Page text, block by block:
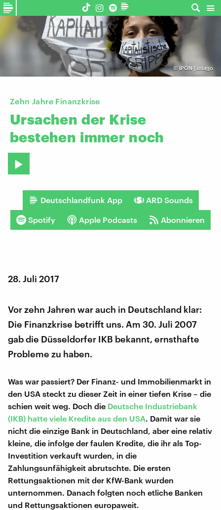
© IPON | imago
Zehn Jahre Finanzkrise
Ursachen der Krise
bestehen immer noch
Deutschlandfunk App ARD Sounds
Spotify Apple Podcasts Abonnieren
28. Juli 2017
Vor zehn Jahren war auch in Deutschland klar:
Die Finanzkrise betrifft uns. Am 30. Juli 2007
gab die Düsseldorfer IKB bekannt, ernsthafte
Probleme zu haben.
Was war passiert? Der Finanz- und Immobilienmarkt in
den USA steckt zu dieser Zeit in einer tiefen Krise – die
schien weit weg. Doch die Deutsche Industriebank
(IKB) hatte viele Kredite aus den USA. Damit war sie
nicht die einzige Bank in Deutschland, aber eine relativ
kleine, die infolge der faulen Kredite, die ihr als Top-
Investition verkauft wurden, in die
Zahlungsunfähigkeit abrutschte. Die ersten
Rettungsaktionen mit der KfW-Bank wurden
unternommen. Danach folgten noch etliche Banken
und Rettungsaktionen europaweit.